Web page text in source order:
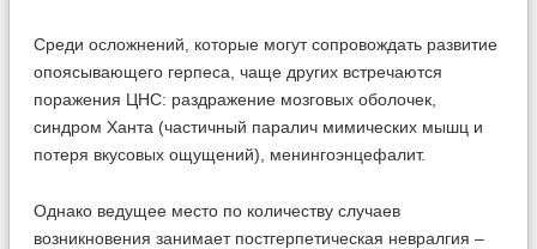
Среди осложнений, которые могут сопровождать развитие
опоясывающего герпеса, чаще других встречаются
поражения ЦНС: раздражение мозговых оболочек,
синдром Ханта (частичный паралич мимических мышц и
потеря вкусовых ощущений), менингоэнцефалит.
Однако ведущее место по количеству случаев
возникновения занимает постгерпетическая невралгия –